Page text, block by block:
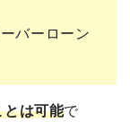
バーローン
とは可能で